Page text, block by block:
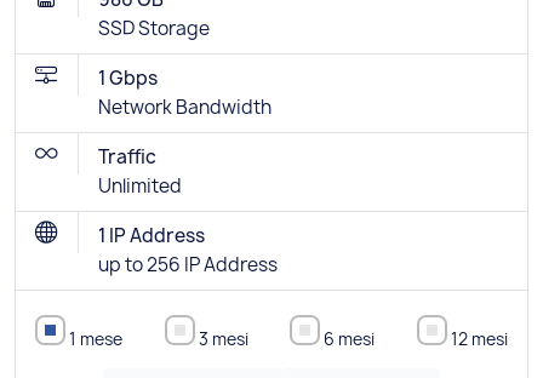
SSD Storage
1 Gbps
Network Bandwidth
Traffic
Unlimited
1 IP Address
up to 256 IP Address
1 mese 3 mesi 6 mesi 12 mesi